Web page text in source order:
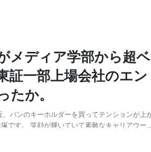
メディア学部から超ベ
証一部上場会社のエン
たか。
キャリアウーマ